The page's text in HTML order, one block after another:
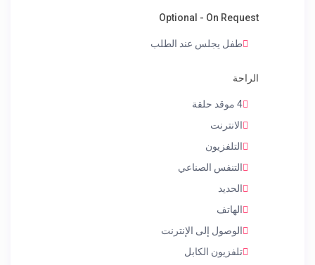
Optional - On Request
طفل يجلس عند الطلب
الراحة
4 موقد حلقة
الانترنت
التلفزيون
التنفس الصناعي
الحديد
الهاتف
الوصول إلى الإنترنت
تلفزيون الكابل